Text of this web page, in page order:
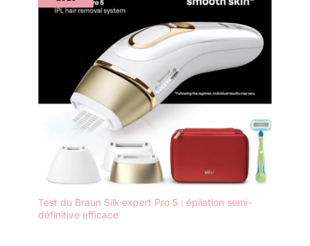
Test du Braun Silk·expert Pro 5 : épilation semi-
définitive efficace